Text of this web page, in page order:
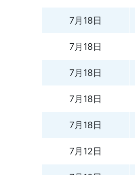
7月18日
7月18日
7月18日
7月18日
7月18日
7月12日